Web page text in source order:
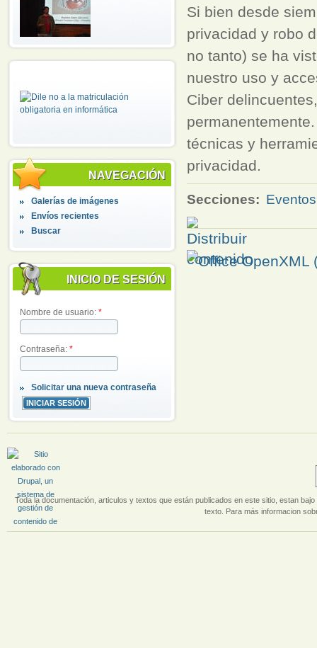
NAVEGACIÓN
Galerías de imágenes
Envíos recientes
Buscar
INICIO DE SESIÓN
Nombre de usuario: *
Contraseña: *
Solicitar una nueva contraseña
Si bien desde
privacidad y robo
no tanto) se ha
nuestro uso y
Ciber
técnicas y
privacidad.
Secciones: Eventos
Toda la documentación, articulos y textos que están publicados en este sitio, estan
texto. Para más informacion